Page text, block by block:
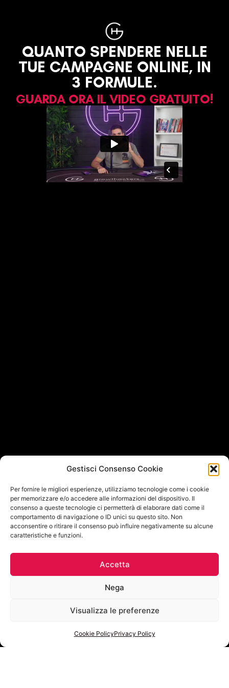
Gestisci Consenso Cookie
Per fornire le migliori esperienze, utilizziamo tecnologie come i cookie
per memorizzare e/o accedere alle informazioni del dispositivo. Il
consenso a queste tecnologie ci permetterà di elaborare dati come il
comportamento di navigazione o ID unici su questo sito. Non
acconsentire o ritirare il consenso può influire negativamente su alcune
caratteristiche e funzioni.
Accetta
Nega
Visualizza le preferenze
Cookie PolicyPrivacy Policy
QUANTO SPENDERE NELLE
TUE CAMPAGNE ONLINE, IN
3 FORMULE.
GUARDA ORA IL VIDEO GRATUITO!